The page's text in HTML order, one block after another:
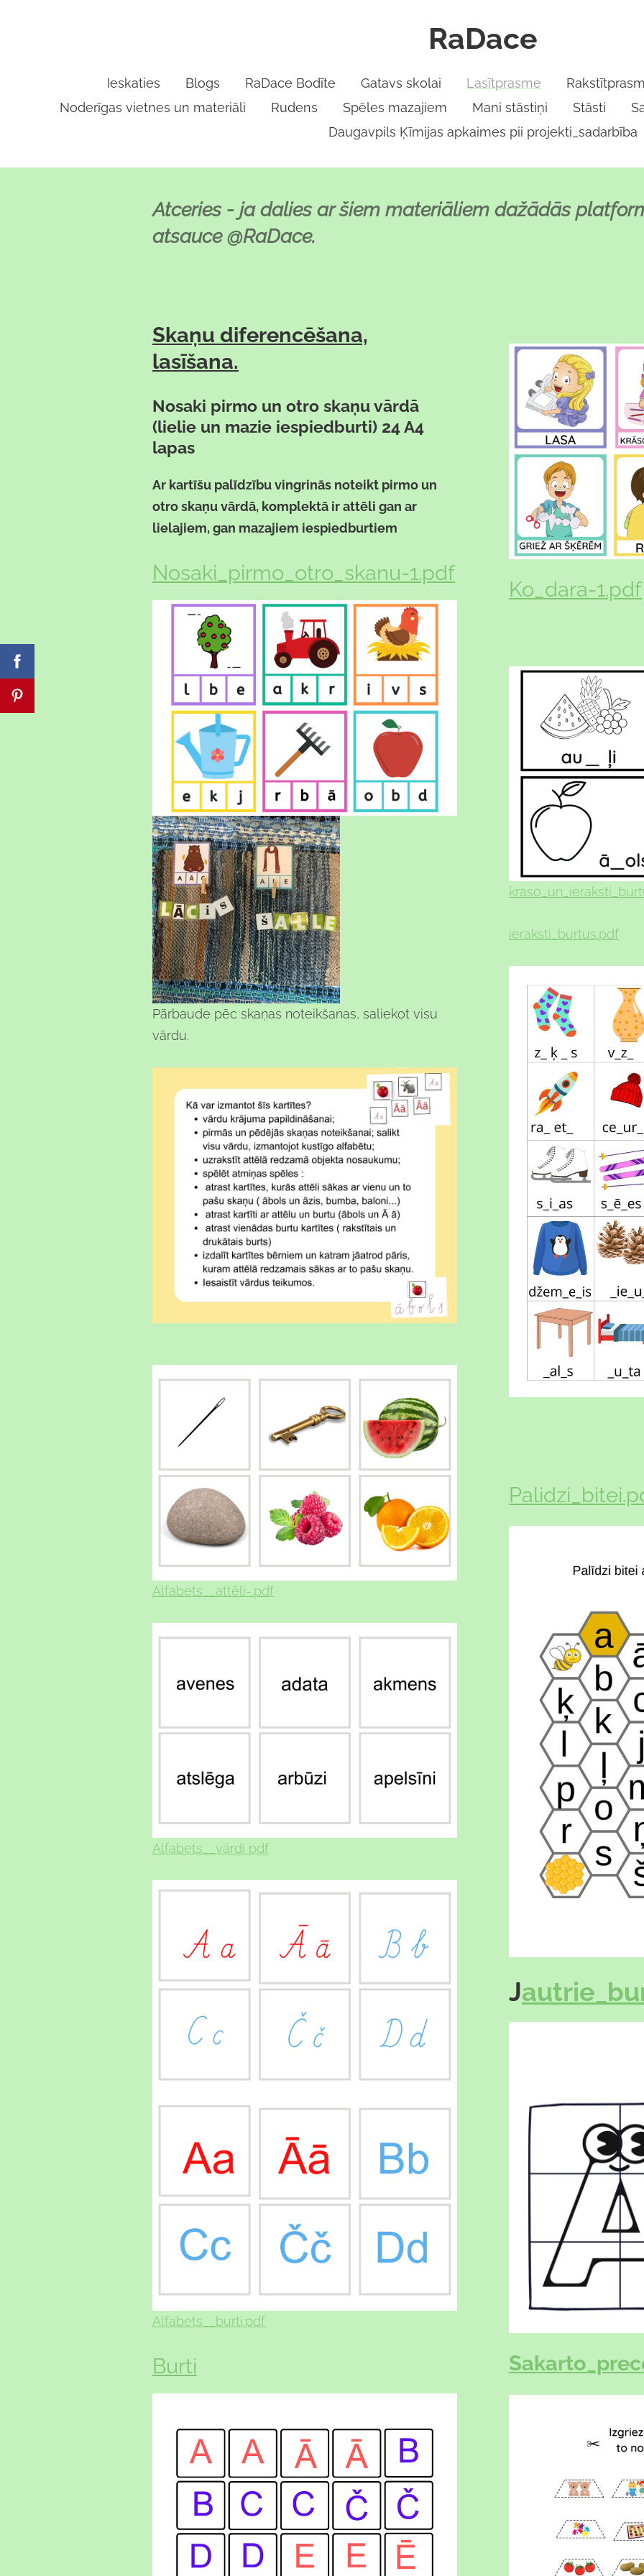
RaDace
Ieskaties Blogs RaDace Bodīte Gatavs skolai Lasītprasme
Noderīgas vietnes un materiāli
Rudens Spēles mazajiem Mani stāstiņi Stāsti
Daugavpils Ķīmijas apkaimes pii projekti_sadarbība
Atceries - ja dalies ar šiem materiāliem dažādās
atsauce @RaDace.
Skaņu diferencēšana,
lasīšana.
Nosaki pirmo un otro skaņu vārdā
(lielie un mazie iespiedburti) 24 A4
lapas
Ar kartīšu palīdzību vingrinās noteikt pirmo un
otro skaņu vārdā, komplektā ir attēli gan ar
lielajiem, gan mazajiem iespiedburtiem
Nosaki_pirmo_otro_skanu-1.pdf
Pārbaude pēc skaņas noteikšanas, saliekot visu
vārdu.
Alfabets__attēli-.pdf
Alfabets__vārdi pdf
Alfabets__burti.pdf
Burti
Ko_dara-1.pdf
ieraksti_burtus.pdf
J